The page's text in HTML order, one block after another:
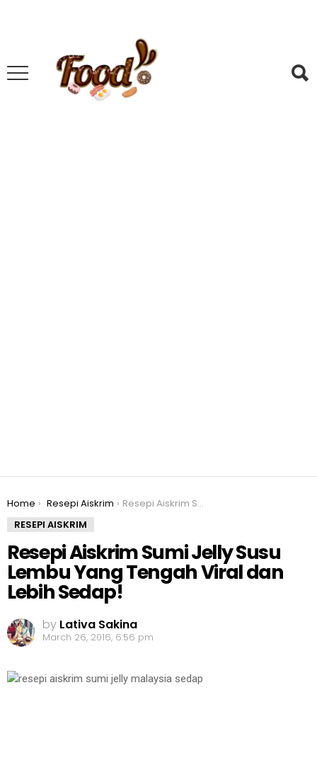
You are here:
Home Resepi Aiskrim
Resepi Aiskrim Sumi Jelly Susu Lembu Yang Tengah Viral dan Lebih Sedap!
RESEPI AISKRIM
Resepi Aiskrim Sumi Jelly Susu
Lembu Yang Tengah Viral dan
Lebih Sedap!
by Lativa Sakina
March 26, 2016, 6:56 pm